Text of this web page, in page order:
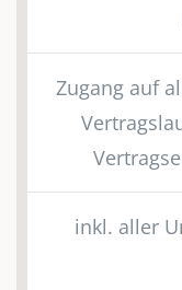
Zugang auf
inkl. aller